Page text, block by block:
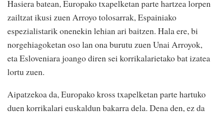
Hasiera batean, Europako txapelketan parte hartzea lorpen
zailtzat ikusi zuen Arroyo tolosarrak, Espainiako
espezialistarik onenekin lehian ari baitzen. Hala ere, bi
norgehiagoketan oso lan ona burutu zuen Unai Arroyok,
eta Esloveniara joango diren sei korrikalarietako bat izatea
lortu zuen.
Aipatzekoa da, Europako kross txapelketan parte hartuko
duen korrikalari euskaldun bakarra dela. Dena den, ez da